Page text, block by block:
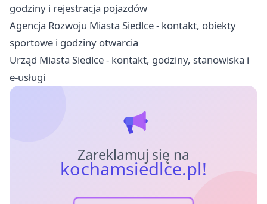
godziny i rejestracja pojazdów
Agencja Rozwoju Miasta Siedlce - kontakt, obiekty
sportowe i godziny otwarcia
Urząd Miasta Siedlce - kontakt, godziny, stanowiska i
e-usługi
Zareklamuj się na
kochamsiedlce.pl!